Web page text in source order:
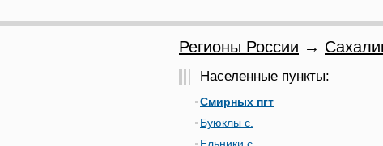
Регионы России →
Населенные пункты:
Смирных пгт
Буюклы с.